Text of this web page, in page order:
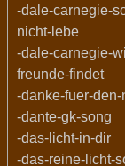
-dale-carnegie-
nicht-lebe
-dale-carnegie-
freunde-findet
-danke-fuer-den-
-dante-gk-song
-das-licht-in-dir
-das-reine-licht-